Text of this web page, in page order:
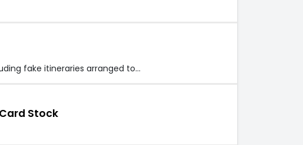
fake itineraries arranged to…
Stock